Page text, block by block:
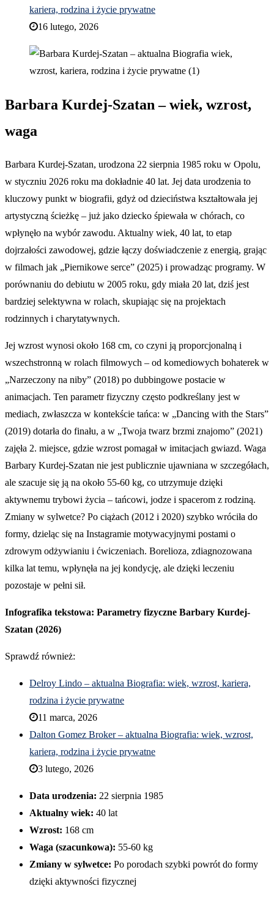
kariera, rodzina i życie prywatne
16 lutego, 2026
Barbara Kurdej-Szatan – wiek, wzrost,
waga
Barbara Kurdej-Szatan, urodzona 22 sierpnia 1985 roku w Opolu,
w styczniu 2026 roku ma dokładnie 40 lat. Jej data urodzenia to
kluczowy punkt w biografii, gdyż od dzieciństwa kształtowała jej
artystyczną ścieżkę – już jako dziecko śpiewała w chórach, co
wpłynęło na wybór zawodu. Aktualny wiek, 40 lat, to etap
dojrzałości zawodowej, gdzie łączy doświadczenie z energią, grając
w filmach jak „Piernikowe serce” (2025) i prowadząc programy. W
porównaniu do debiutu w 2005 roku, gdy miała 20 lat, dziś jest
bardziej selektywna w rolach, skupiając się na projektach
rodzinnych i charytatywnych.
Jej wzrost wynosi około 168 cm, co czyni ją proporcjonalną i
wszechstronną w rolach filmowych – od komediowych bohaterek w
„Narzeczony na niby” (2018) po dubbingowe postacie w
animacjach. Ten parametr fizyczny często podkreślany jest w
mediach, zwłaszcza w kontekście tańca: w „Dancing with the Stars”
(2019) dotarła do finału, a w „Twoja twarz brzmi znajomo” (2021)
zajęła 2. miejsce, gdzie wzrost pomagał w imitacjach gwiazd. Waga
Barbary Kurdej-Szatan nie jest publicznie ujawniana w szczegółach,
ale szacuje się ją na około 55-60 kg, co utrzymuje dzięki
aktywnemu trybowi życia – tańcowi, jodze i spacerom z rodziną.
Zmiany w sylwetce? Po ciążach (2012 i 2020) szybko wróciła do
formy, dzieląc się na Instagramie motywacyjnymi postami o
zdrowym odżywianiu i ćwiczeniach. Borelioza, zdiagnozowana
kilka lat temu, wpłynęła na jej kondycję, ale dzięki leczeniu
pozostaje w pełni sił.
Infografika tekstowa: Parametry fizyczne Barbary Kurdej-
Szatan (2026)
Sprawdź również:
Delroy Lindo – aktualna Biografia: wiek, wzrost, kariera,
rodzina i życie prywatne
11 marca, 2026
Dalton Gomez Broker – aktualna Biografia: wiek, wzrost,
kariera, rodzina i życie prywatne
3 lutego, 2026
Data urodzenia: 22 sierpnia 1985
Aktualny wiek: 40 lat
Wzrost: 168 cm
Waga (szacunkowa): 55-60 kg
Zmiany w sylwetce: Po porodach szybki powrót do formy
dzięki aktywności fizycznej